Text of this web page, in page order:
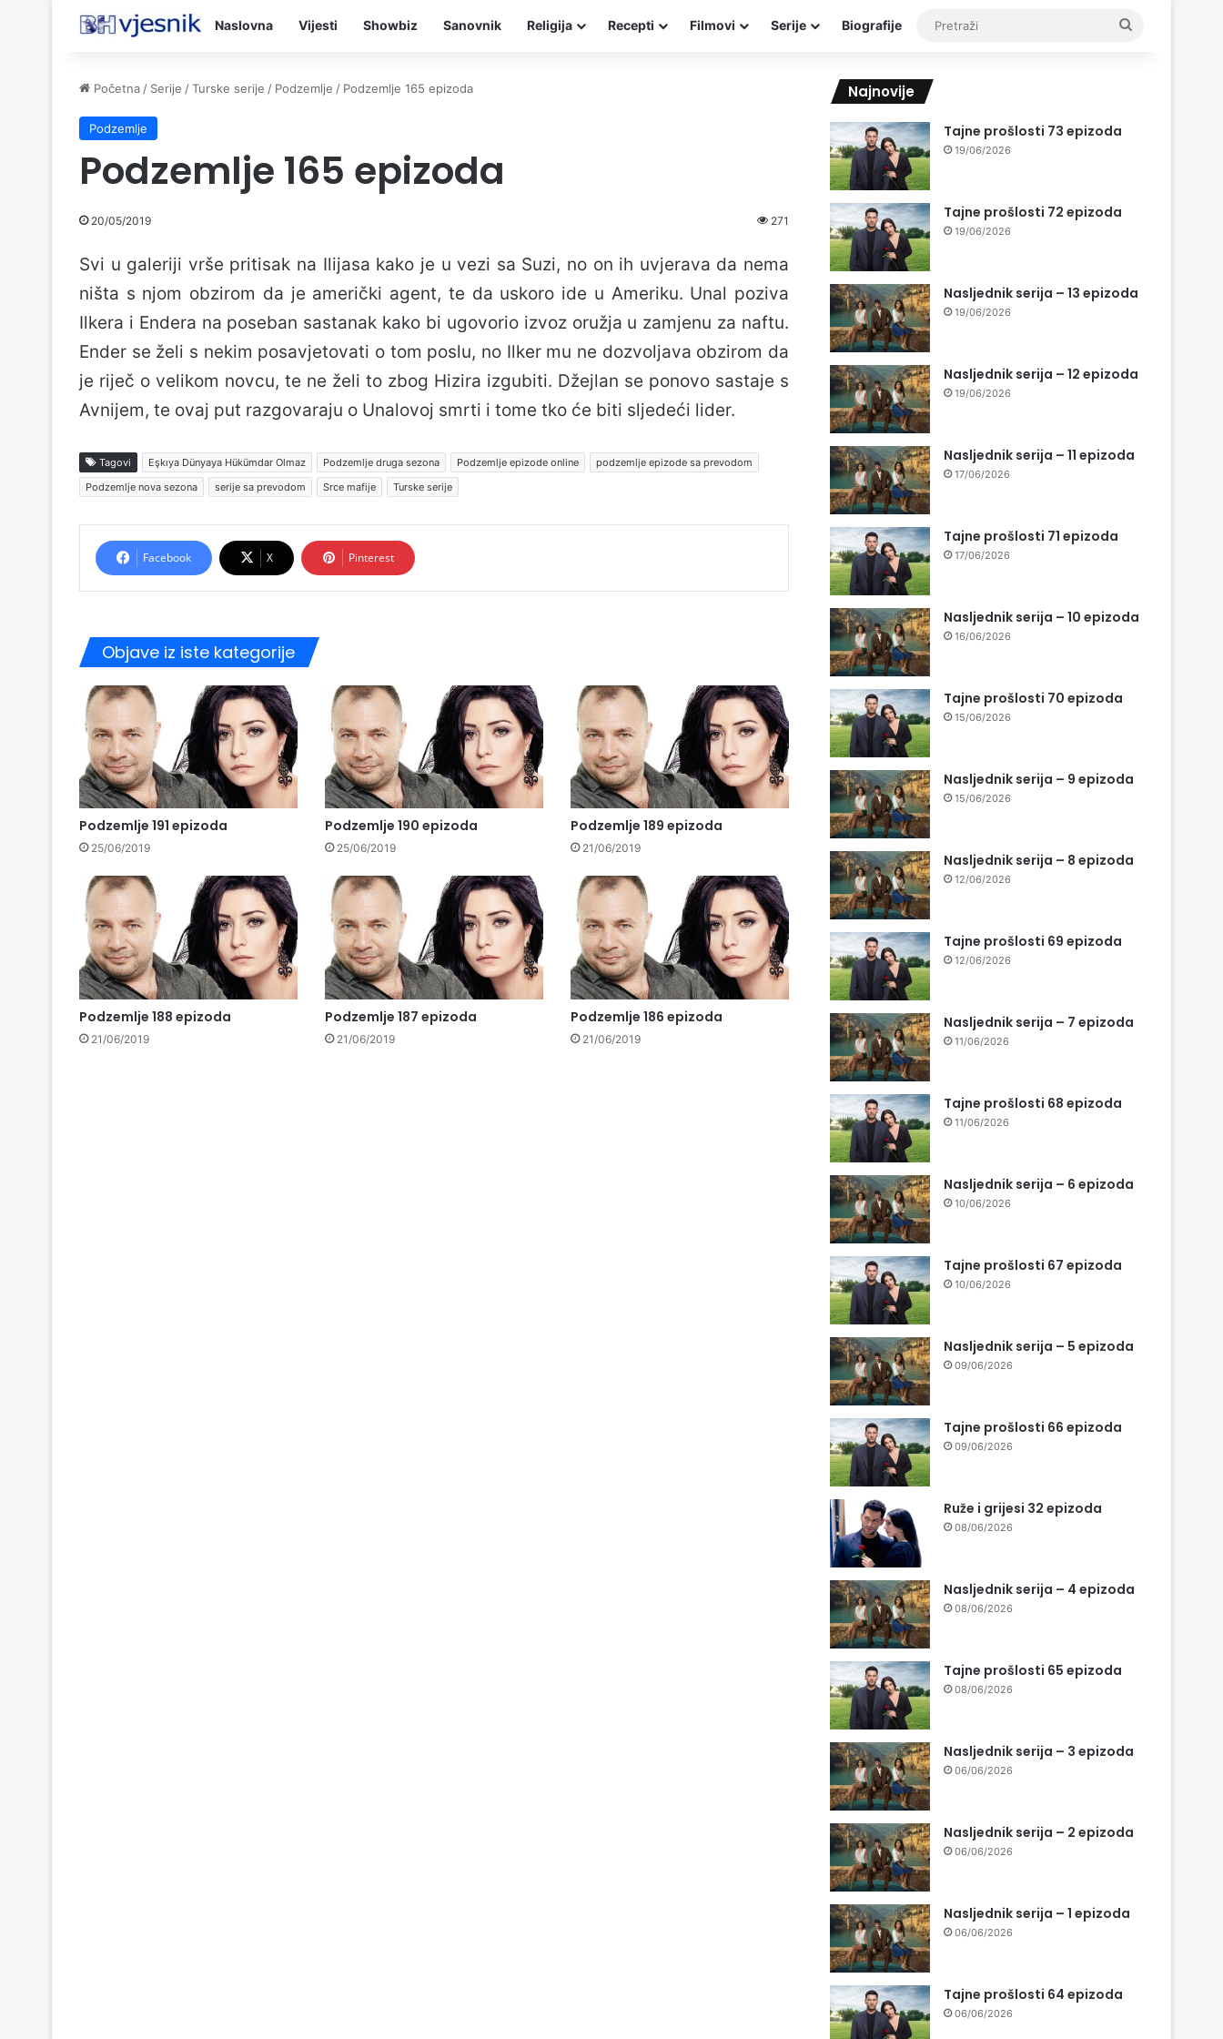
Naslovna Vijesti Showbiz Sanovnik Religija Recepti Filmovi Serije Biografije
Početna / Serije /Turske serije / Podzemlje / Podzemlje 165 epizoda
Podzemlje
Podzemlje 165 epizoda
20/05/2019 271
Svi u galeriji vrše pritisak na Ilijasa kako je u vezi sa Suzi, no on ih uvjerava da nema
ništa s njom obzirom da je američki agent, te da uskoro ide u Ameriku. Unal poziva
Ilkera i Endera na poseban sastanak kako bi ugovorio izvoz oružja u zamjenu za naftu.
Ender se želi s nekim posavjetovati o tom poslu, no Ilker mu ne dozvoljava obzirom da
je riječ o velikom novcu, te ne želi to zbog Hizira izgubiti. Džejlan se ponovo sastaje s
Avnijem, te ovaj put razgovaraju o Unalovoj smrti i tome tko će biti sljedeći lider.
Tagovi Eşkıya Dünyaya Hükümdar Olmaz Podzemlje druga sezona Podzemlje epizode online
podzemlje epizode sa prevodom
Podzemlje nova sezona
serije sa prevodom Srce mafije Turske serije
Facebook X Pinterest
Objave iz iste kategorije
Podzemlje 191 epizoda
25/06/2019
Podzemlje 190 epizoda
25/06/2019
Podzemlje 189 epizoda
21/06/2019
Podzemlje 188 epizoda
21/06/2019
Podzemlje 187 epizoda
21/06/2019
Podzemlje 186 epizoda
21/06/2019
Najnovije
Tajne prošlosti 73 epizoda
19/06/2026
Tajne prošlosti 72 epizoda
19/06/2026
Nasljednik serija – 13 epizoda
19/06/2026
Nasljednik serija – 12 epizoda
19/06/2026
Nasljednik serija – 11 epizoda
17/06/2026
Tajne prošlosti 71 epizoda
17/06/2026
Nasljednik serija – 10 epizoda
16/06/2026
Tajne prošlosti 70 epizoda
15/06/2026
Nasljednik serija – 9 epizoda
15/06/2026
Nasljednik serija – 8 epizoda
12/06/2026
Tajne prošlosti 69 epizoda
12/06/2026
Nasljednik serija – 7 epizoda
11/06/2026
Tajne prošlosti 68 epizoda
11/06/2026
Nasljednik serija – 6 epizoda
10/06/2026
Tajne prošlosti 67 epizoda
10/06/2026
Nasljednik serija – 5 epizoda
09/06/2026
Tajne prošlosti 66 epizoda
09/06/2026
Ruže i grijesi 32 epizoda
08/06/2026
Nasljednik serija – 4 epizoda
08/06/2026
Tajne prošlosti 65 epizoda
08/06/2026
Nasljednik serija – 3 epizoda
06/06/2026
Nasljednik serija – 2 epizoda
06/06/2026
Nasljednik serija – 1 epizoda
06/06/2026
Tajne prošlosti 64 epizoda
06/06/2026